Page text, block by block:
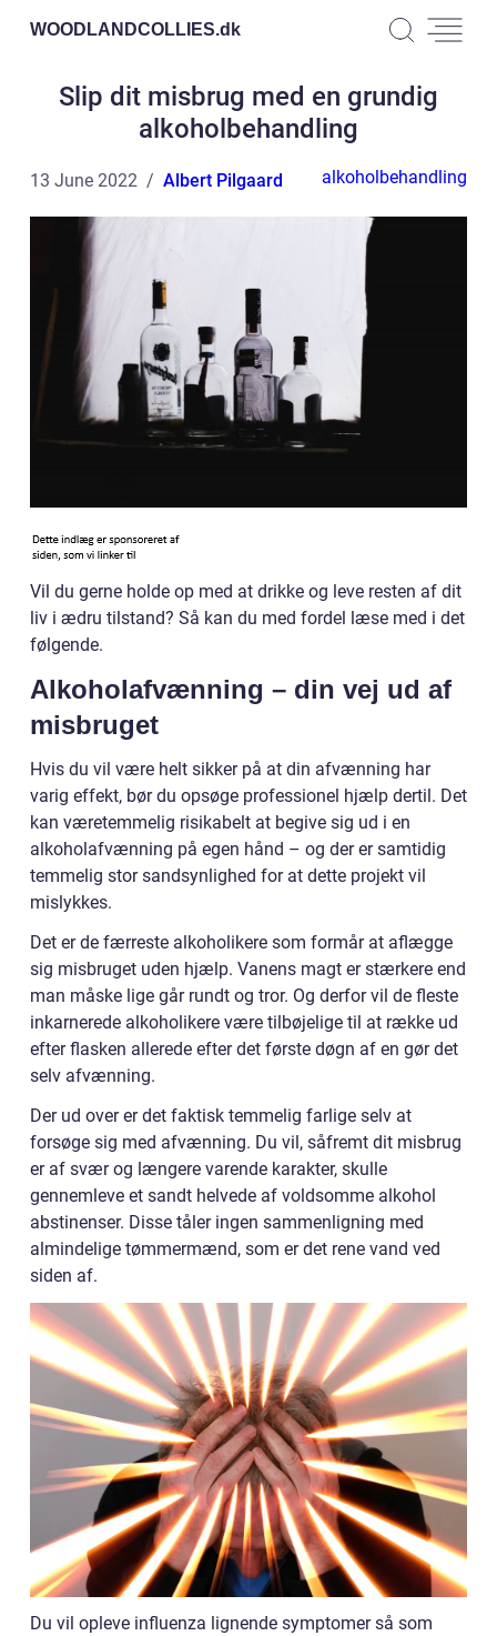
WOODLANDCOLLIES.dk
Slip dit misbrug med en grundig
alkoholbehandling
13 June 2022 Albert Pilgaard alkoholbehandling
Vil du gerne holde op med at drikke og leve resten af dit
liv i ædru tilstand? Så kan du med fordel læse med i det
følgende.
Alkoholafvænning – din vej ud af
misbruget
Hvis du vil være helt sikker på at din afvænning har
varig effekt, bør du opsøge professionel hjælp dertil. Det
kan væretemmelig risikabelt at begive sig ud i en
alkoholafvænning på egen hånd – og der er samtidig
temmelig stor sandsynlighed for at dette projekt vil
mislykkes.
Det er de færreste alkoholikere som formår at aflægge
sig misbruget uden hjælp. Vanens magt er stærkere end
man måske lige går rundt og tror. Og derfor vil de fleste
inkarnerede alkoholikere være tilbøjelige til at række ud
efter flasken allerede efter det første døgn af en gør det
selv afvænning.
Der ud over er det faktisk temmelig farlige selv at
forsøge sig med afvænning. Du vil, såfremt dit misbrug
er af svær og længere varende karakter, skulle
gennemleve et sandt helvede af voldsomme alkohol
abstinenser. Disse tåler ingen sammenligning med
almindelige tømmermænd, som er det rene vand ved
siden af.
Du vil opleve influenza lignende symptomer så som